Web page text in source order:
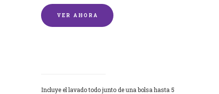
VER AHORA
Incluye el lavado todo junto de una bolsa hasta 5